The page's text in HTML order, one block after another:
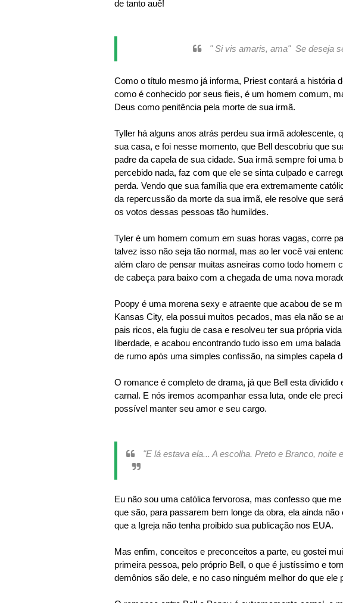
de tanto auê!
" Si vis amaris, ama" Se deseja
Como o título mesmo já informa, Priest contará a história
como é conhecido por seus fieis, é um homem comum,
Deus como penitência pela morte de sua irmã.
Tyller há alguns anos atrás perdeu sua irmã adolescente,
sua casa, e foi nesse momento, que Bell descobriu que
padre da capela de sua cidade. Sua irmã sempre foi uma
percebido nada, faz com que ele se sinta culpado e
perda. Vendo que sua família que era extremamente
da repercussão da morte da sua irmã, ele resolve que
os votos dessas pessoas tão humildes.
Tyler é um homem comum em suas horas vagas, corre
talvez isso não seja tão normal, mas ao ler você vai
além claro de pensar muitas asneiras como todo homem
de cabeça para baixo com a chegada de uma nova
Poopy é uma morena sexy e atraente que acabou de se
Kansas City, ela possui muitos pecados, mas ela não se
pais ricos, ela fugiu de casa e resolveu ter sua própria
liberdade, e acabou encontrando tudo isso em uma
de rumo após uma simples confissão, na simples capela
O romance é completo de drama, já que Bell esta
carnal. E nós iremos acompanhar essa luta, onde ele
possível manter seu amor e seu cargo.
"E lá estava ela... A escolha. Preto e Branco, noite
Eu não sou uma católica fervorosa, mas confesso que
que são, para passarem bem longe da obra, ela ainda
que a Igreja não tenha proibido sua publicação nos EUA.
Mas enfim, conceitos e preconceitos a parte, eu gostei
primeira pessoa, pelo próprio Bell, o que é justíssimo e
demônios são dele, e no caso ninguém melhor do que ele